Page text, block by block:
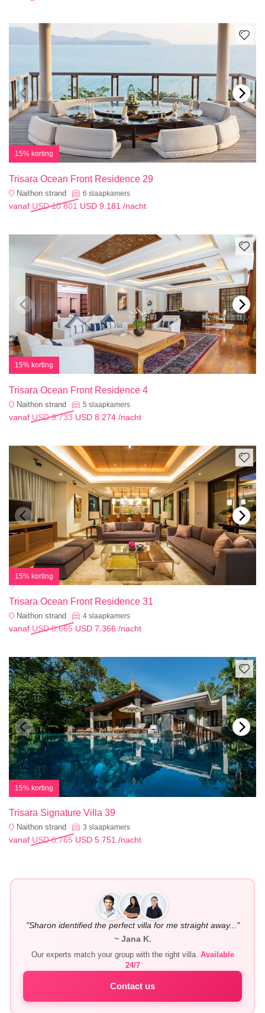
15% korting
Trisara Ocean Front Residence 29
Naithon strand 6 slaapkamers
vanaf USD 10.801 USD 9.181 /nacht
15% korting
Trisara Ocean Front Residence 4
Naithon strand 5 slaapkamers
vanaf USD 9.733 USD 8.274 /nacht
15% korting
Trisara Ocean Front Residence 31
Naithon strand 4 slaapkamers
vanaf USD 8.665 USD 7.366 /nacht
15% korting
Trisara Signature Villa 39
Naithon strand 3 slaapkamers
vanaf USD 6.765 USD 5.751 /nacht
"Sharon identified the perfect villa for me straight away..."
~ Jana K.
Our experts match your group with the right villa. Available
24/7
Contact us